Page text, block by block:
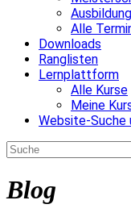
Alle
Downloads
Ranglisten
Lernplattform
Alle Kurse
Meine
Website-Suche
Blog